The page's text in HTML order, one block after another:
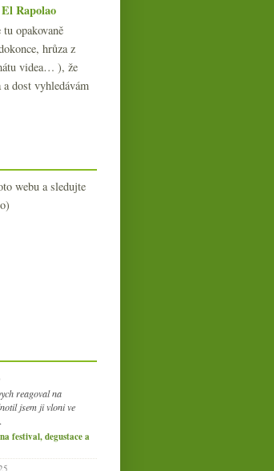
Rapolao
opakovaně
hrůza z
videa… ), že
dost vyhledávám
webu a sledujte
reagoval na
jsem ji vloni ve
festival, degustace a